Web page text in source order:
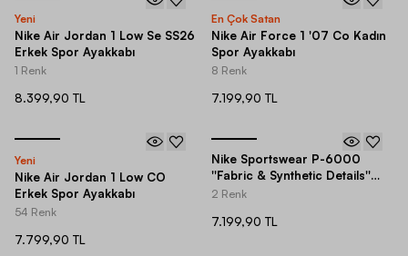
Yeni
Nike Air Jordan 1 Low Se SS26
Erkek Spor Ayakkabı
1 Renk
8.399,90 TL
En Çok Satan
Nike Air Force 1 '07 Co Kadın
Spor Ayakkabı
8 Renk
7.199,90 TL
Yeni
Nike Air Jordan 1 Low CO
Erkek Spor Ayakkabı
54 Renk
7.799,90 TL
Nike Sportswear P-6000
''Fabric & Synthetic Details''
Spor Ayakkabı
2 Renk
7.199,90 TL